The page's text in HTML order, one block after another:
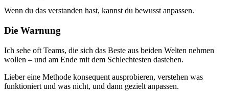
Wenn du das verstanden hast, kannst du bewusst anpassen.
Die Warnung
Ich sehe oft Teams, die sich das Beste aus beiden Welten nehmen
wollen – und am Ende mit dem Schlechtesten dastehen.
Lieber eine Methode konsequent ausprobieren, verstehen was
funktioniert und was nicht, und dann gezielt anpassen.